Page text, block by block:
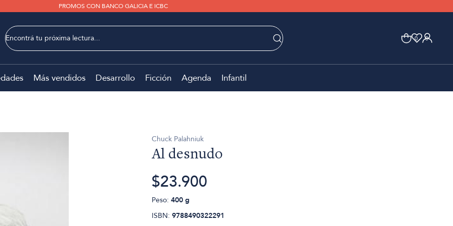
PROMOS CON BANCO GALICIA E ICBC
0 0
Más vendidos Desarrollo Ficción Agenda Infantil
Chuck Palahniuk
Al desnudo
$23.900
Peso: 400 g
ISBN: 9788490322291